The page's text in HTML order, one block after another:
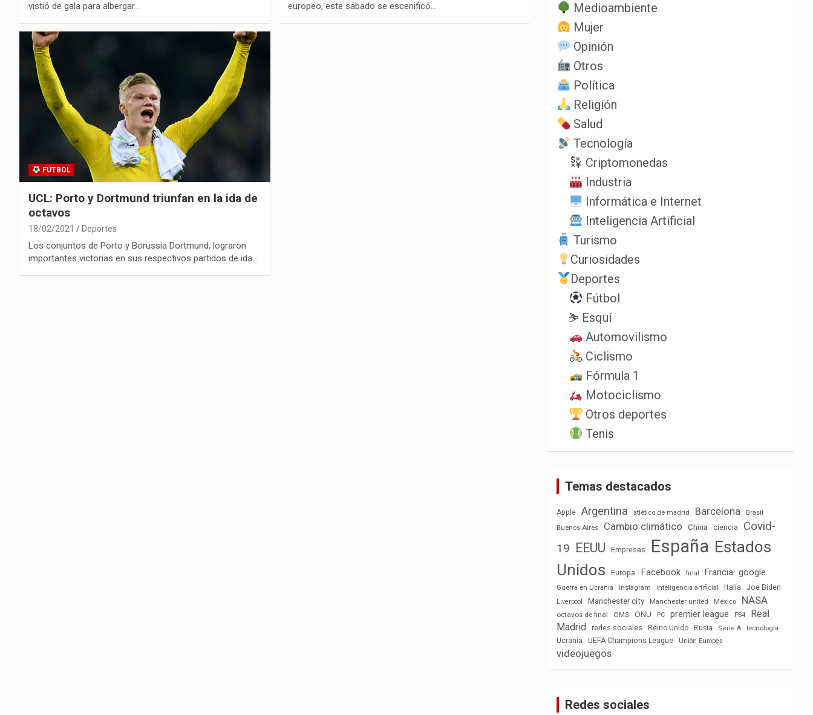
vistió de gala para albergar…
europeo, este sábado se escenificó…
FÚTBOL
UCL: Porto y Dortmund triunfan en la ida de
octavos
18/02/2021 Deportes
Los conjuntos de Porto y Borussia Dortmund, lograron
importantes victorias en sus respectivos partidos de ida…
Medioambiente
Mujer
Opinión
Otros
Política
Religión
Salud
Tecnología
Criptomonedas
Industria
Informática e Internet
Inteligencia Artificial
Turismo
Curiosidades
Deportes
Fútbol
⛷️ Esquí
Automovilismo
Ciclismo
Fórmula 1
Motociclismo
Otros deportes
Tenis
Temas destacados
Apple Argentina atlético de madrid Barcelona
Brasil
Buenos Aires
Cambio climático China ciencia
Covid-
19
EEUU Empresas España Estados
Unidos
Europa Facebook final Francia google
Guerra en Ucrania Instagram inteligencia artificial Italia Joe Biden
Liverpool Manchester city Manchester united México NASA
octavos de final OMS ONU PC premier league PS4
Real
Madrid
redes sociales Reino Unido Rusia Serie A
tecnología
Ucrania
UEFA Champions League Unión Europea
videojuegos
Redes sociales